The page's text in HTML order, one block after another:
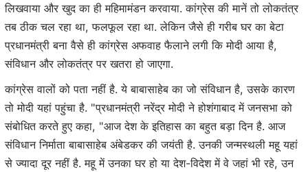
लिखवाया और खुद का ही महिमामंडन करवाया. कांग्रेस की मानें तो लोकतंत्र
तब ठीक चल रहा था, फलफूल रहा था. लेकिन जैसे ही गरीब घर का बेटा
प्रधानमंत्री बना वैसे ही कांग्रेस अफवाह फैलाने लगी कि मोदी आया है,
संविधान और लोकतंत्र पर खतरा हो जाएगा.
कांग्रेस वालों को पता नहीं है. ये बाबासाहेब का जो संविधान है, उसके कारण
तो मोदी यहां पहुंचा है. "प्रधानमंत्री नरेंद्र मोदी ने होशंगाबाद में जनसभा को
संबोधित करते हुए कहा, "आज देश के इतिहास का बहुत बड़ा दिन है. आज
संविधान निर्माता बाबासाहेब अंबेडकर की जयंती है. उनकी जन्मस्थली महू यहां
से ज्यादा दूर नहीं है. महू में उनका घर हो या देश-विदेश में वे जहां भी रहे, उन